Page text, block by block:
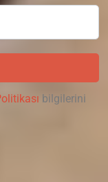
bilgilerini